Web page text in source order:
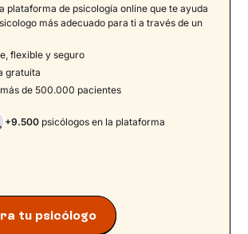
detrás del no tener ganas de hacer
y no tener ganas de hacer nada
pero no tengo ganas de hacer
a fracasar
importaría probar, pero…
cuando no tienes ganas de hacer
plataforma de psicología online que te ayuda
más adecuado para ti a través de un
tu psicólogo
flexible y seguro
gratuita
de 500.000 pacientes
+9.500 psicólogos en la plataforma